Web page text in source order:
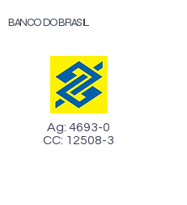
BANCO DO BRASIL
Ag: 4693-0
CC: 12508-3